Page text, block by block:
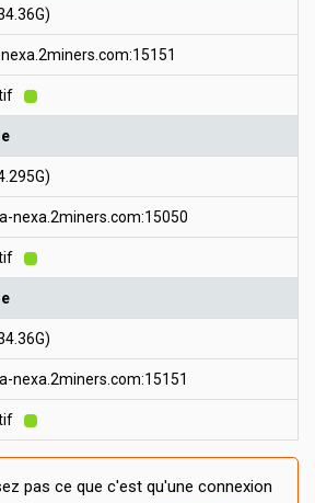
nexa.2miners.com:15050
nexa.2miners.com:15151
pas ce que c'est qu'une connexion